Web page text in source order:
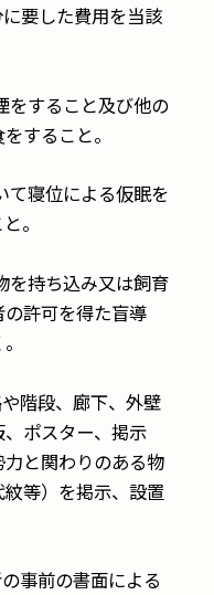
要した費用を当該
すること及び他の
すること。
寝位による仮眠を
。
持ち込み又は飼育
許可を得た盲導
階段、廊下、外壁
ポスター、掲示
と関わりのある物
紋等）を掲示、設置
事前の書面による